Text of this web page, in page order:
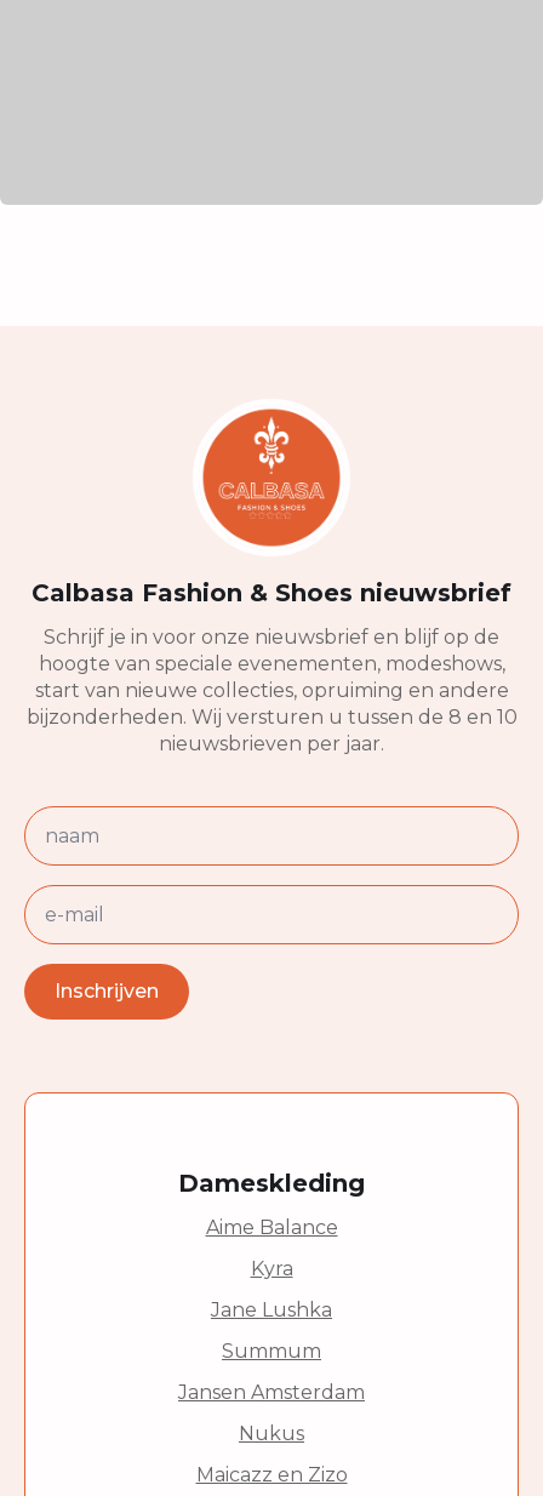
Calbasa Fashion & Shoes nieuwsbrief
Schrijf je in voor onze nieuwsbrief en blijf op de
hoogte van speciale evenementen, modeshows,
start van nieuwe collecties, opruiming en andere
bijzonderheden. Wij versturen u tussen de 8 en 10
nieuwsbrieven per jaar.
Naam
E-
mail
Inschrijven
Dameskleding
Aime Balance
Kyra
Jane Lushka
Summum
Jansen Amsterdam
Nukus
Maicazz en Zizo